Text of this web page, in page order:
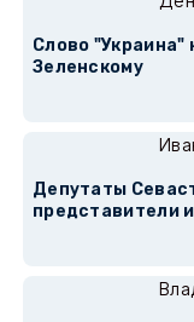
Слово "Украина"
Зеленскому
Депутаты
представители